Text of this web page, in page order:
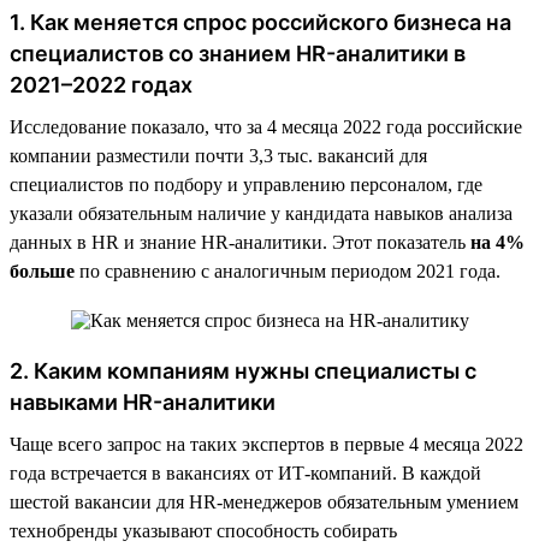
1. Как меняется спрос российского бизнеса на
специалистов со знанием HR-аналитики в
2021–2022 годах
Исследование показало, что за 4 месяца 2022 года российские
компании разместили почти 3,3 тыс. вакансий для
специалистов по подбору и управлению персоналом, где
указали обязательным наличие у кандидата навыков анализа
данных в HR и знание HR-аналитики. Этот показатель на 4%
больше по сравнению с аналогичным периодом 2021 года.
2. Каким компаниям нужны специалисты с
навыками HR-аналитики
Чаще всего запрос на таких экспертов в первые 4 месяца 2022
года встречается в вакансиях от ИТ-компаний. В каждой
шестой вакансии для HR-менеджеров обязательным умением
технобренды указывают способность собирать